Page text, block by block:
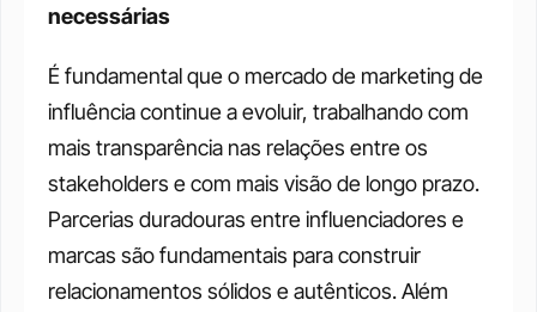
necessárias
É fundamental que o mercado de marketing de
influência continue a evoluir, trabalhando com
mais transparência nas relações entre os
stakeholders e com mais visão de longo prazo.
Parcerias duradouras entre influenciadores e
marcas são fundamentais para construir
relacionamentos sólidos e autênticos. Além